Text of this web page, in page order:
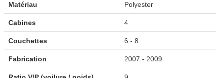
Matériau Polyester
Cabines 4
Couchettes 6 - 8
Fabrication 2007 - 2009